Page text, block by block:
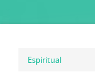
Espiritual